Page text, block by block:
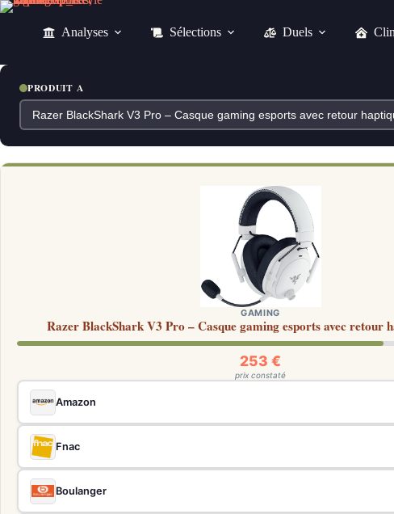
Passer
Analyses Sélections Duels
PRODUIT A
GAMING
Razer BlackShark V3 Pro – Casque gaming esports avec retour
253 €
prix constaté
Amazon
Fnac
Boulanger